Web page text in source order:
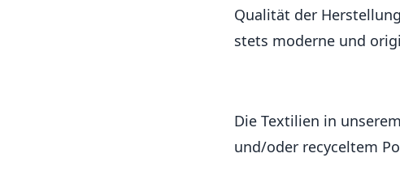
Qualität der
stets moderne und
Die Textilien in
und/oder recyceltem